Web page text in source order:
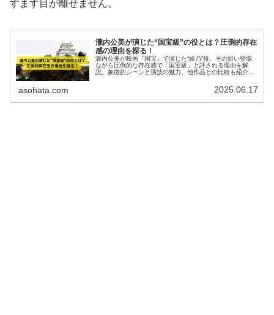
すます目が離せません。
瀧内公美が演じた“国宝級”の役とは？圧倒的存在
感の理由を探る！
瀧内公美が映画『国宝』で演じた“綾乃”役。その短い登場
ながら圧倒的な存在感で「国宝級」と評される理由を解
説。象徴的シーンと演技の魅力、他作品との比較も紹介し
asohata.com 2025.06.17